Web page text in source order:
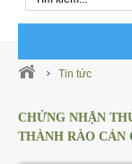
Cá Bớp Giống
Tin tức
CHỨNG NHẬN
THÀNH RÀO CẢN